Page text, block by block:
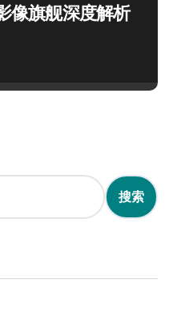
像旗舰深度解析